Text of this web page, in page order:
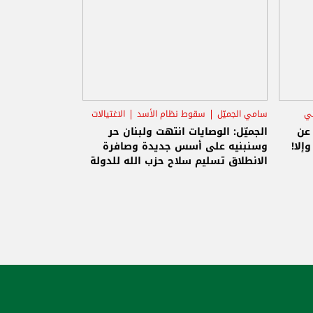
عن
سامي الجميّل سقوط نظام الأسد الاغتيالات
الجميّل: الوصايات انتهت ولبنان حر
وسنبنيه على أسس جديدة وصافرة
الانطلاق تسليم سلاح حزب الله للدولة